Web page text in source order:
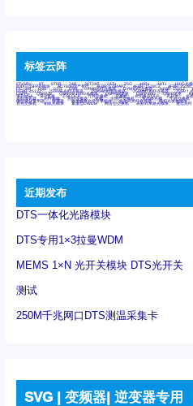
标签云阵
6Tx6Rx 8T 8T8R 24R 24T24R 24Tx 25G 48Rx 48Tx 100G光模
800G OSFP光模块 AD7606国产替代 AFBR-57B4APZ AFBR-1528CZ AFBR-
DC~4M DSS DTS DVS GYMB光纤连接器 GYM光纤连接器 HFBR-1531Z
HFBR-4513Z J599A6光纤连接器 J599A8光电连接器 J599MT光纤连接器 J599Ⅰ光
QSFP+ QSFP28 QSFP28 100G光模块 QSFP28笼座 QSFP 40G QSFP笼座
SFP MSA SFP笼座 Z-BLOCK 万兆交换机 交换机 光切换仪OLP 光开关 光
光纤激光器 光纤跳线 光纤连接器 光耦 全国产交换机 军品级光耦 千兆交换机
微型波分复用器 探测器 收发模块光学引擎组件 机架式光纤收发器 模拟光发射模块
百兆交换机 相机光模块 紧凑型DWDM 网管型交换机 表贴式单路光模块 通信光纤
近期发布
DTS一体化光路模块
DTS专用1×3拉曼WDM
MEMS 1×N 光开关模块 DTS光开关
测试
250M千兆网口DTS测温采集卡
SVG | 变频器| 逆变器专用